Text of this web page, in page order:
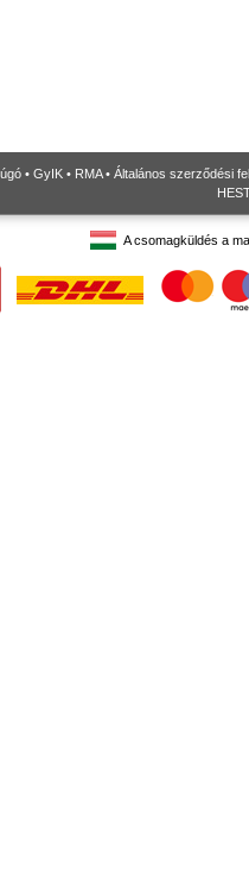
• GyIK • RMA• Általános szerződési
A csomagküldés a